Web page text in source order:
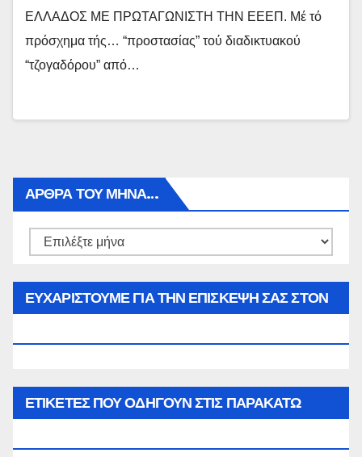
ΕΛΛΑΔΟΣ ΜΕ ΠΡΩΤΑΓΩΝΙΣΤΗ ΤΗΝ ΕΕΕΠ. Μέ τό
πρόσχημα τής… “προστασίας” τού διαδικτυακού
“τζογαδόρου” από…
ΑΡΘΡΑ ΤΟΥ ΜΉΝΑ…
Αρθρα
ΕΥΧΑΡΙΣΤΟΥΜΕ ΓΙΑ ΤΗΝ ΕΠΙΣΚΕΨΗ ΣΑΣ ΣΤΟΝ
ΕΤΙΚΈΤΕΣ ΠΟΥ ΟΔΗΓΟΎΝ ΣΤΙΣ ΠΑΡΑΚΆΤΩ